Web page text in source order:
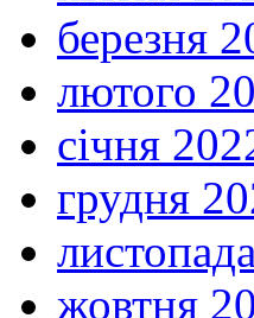
березня
лютого
січня
грудня
жовтня